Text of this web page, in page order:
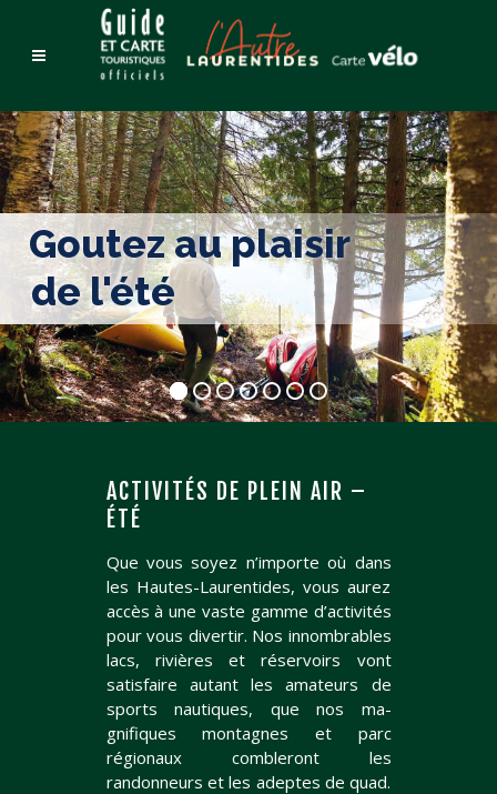
Goutez au plaisir
de l'été
ACTIVITÉS DE PLEIN AIR –
ÉTÉ
Que vous soyez n’importe où dans
les Hautes-Laurentides, vous aurez
accès à une vaste gamme d’activités
pour vous divertir. Nos innombrables
lacs, rivières et réservoirs vont
satisfaire autant les amateurs de
sports nautiques, que nos ma­
gnifiques montagnes et parc
régionaux combleront les
randonneurs et les adeptes de quad.